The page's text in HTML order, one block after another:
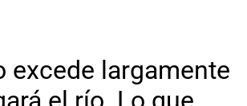
excede largamente